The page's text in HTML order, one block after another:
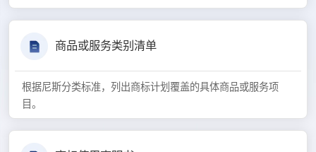
商品或服务类别清单
根据尼斯分类标准，列出商标计划覆盖的具体商品或服务项
目。